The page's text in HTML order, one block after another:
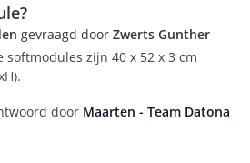
gevraagd door Zwerts Gunther
softmodules zijn 40 x 52 x 3 cm
door Maarten - Team Datona